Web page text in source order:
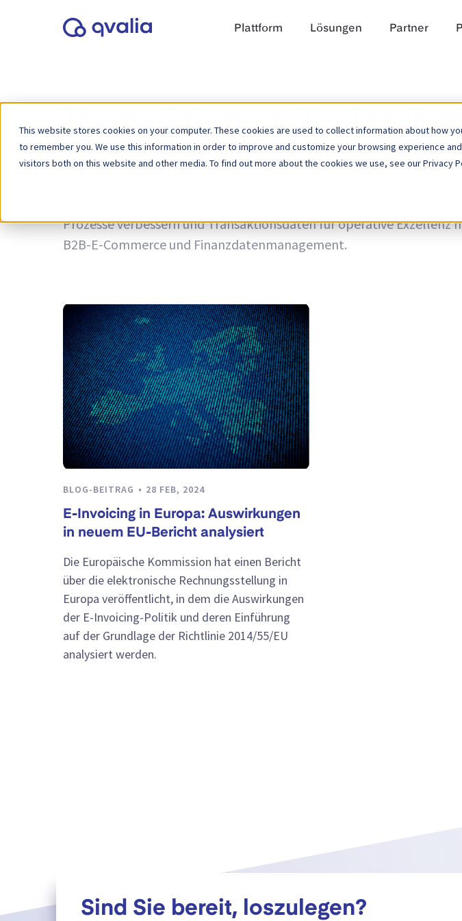
This website stores cookies on your computer. These cookies are used to collect information about how
to remember you. We use this information in order to improve and customize your browsing experience
visitors both on this website and other media. To find out more about the cookies we use, see our Privacy
Plattform Lösungen Partner
Transaktionen,
Einblicke in Transaktionen, Technologien und Trends sowie
Prozesse verbessern und Transaktionsdaten für operative
B2B-E-Commerce und Finanzdatenmanagement.
BLOG-BEITRAG 28 FEB, 2024
E-Invoicing in Europa: Auswirkungen
in neuem EU-Bericht analysiert
Die Europäische Kommission hat einen Bericht
über die elektronische Rechnungsstellung in
Europa veröffentlicht, in dem die Auswirkungen
der E-Invoicing-Politik und deren Einführung
auf der Grundlage der Richtlinie 2014/55/EU
analysiert werden.
Sind Sie bereit, loszulegen?